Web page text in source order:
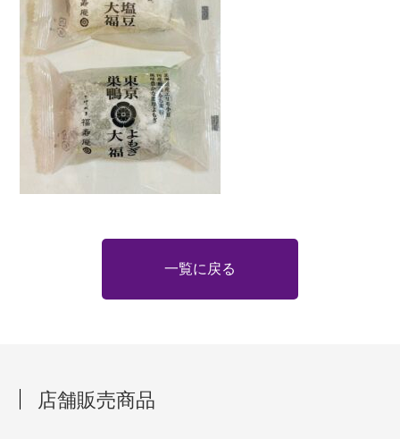
一覧に戻る
店舗販売商品